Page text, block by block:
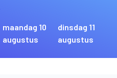
maandag 10
augustus
dinsdag 11
augustus